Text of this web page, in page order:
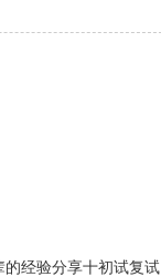
经验分享十初试复试